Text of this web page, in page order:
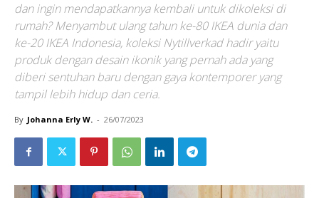
dan ingin mendapatkannya kembali untuk dikoleksi di
rumah? Menyambut ulang tahun ke-80 IKEA dunia dan
ke-20 IKEA Indonesia, koleksi Nytillverkad hadir yaitu
produk dengan desain ikonik yang pernah ada yang
diberi sentuhan baru dengan gaya kontemporer yang
tampil lebih hidup dan ceria.
By Johanna Erly W. - 26/07/2023